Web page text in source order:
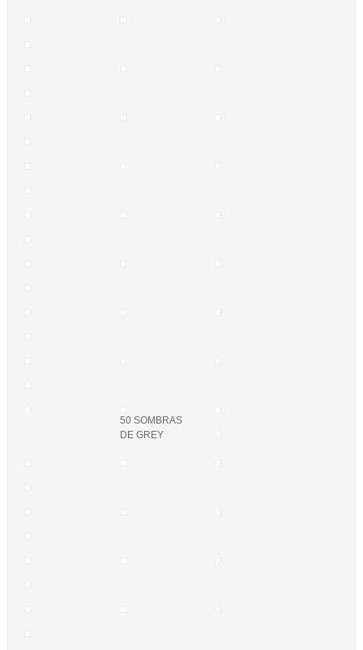
50 SOMBRAS
DE GREY